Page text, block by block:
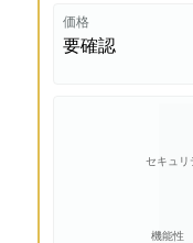
価格
要確認
機能性
セキュリ